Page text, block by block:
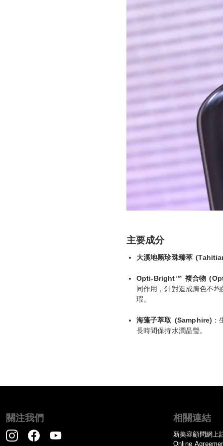
主要成分
大溪地黑珍珠臻萃
Opti-Bright™ 複合物
同作用，針對造成膚色不
瑕。
海蓬子萃取 (Samphire)
長時間保持水潤晶瑩。
關注我們 相關連結
新美容顧問網上
Online